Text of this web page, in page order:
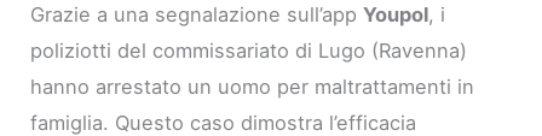
Grazie a una segnalazione sull’appYoupol, i
poliziotti del commissariato di Lugo (Ravenna)
hanno arrestato un uomo per maltrattamenti in
famiglia. Questo caso dimostra l’efficacia